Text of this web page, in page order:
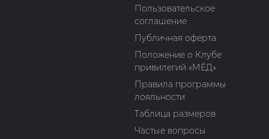
Пользовательское
соглашение
Публичная оферта
Положение о Клубе
привилегий «МЁД»
Правила программы
лояльности
Таблица размеров
Частые вопросы